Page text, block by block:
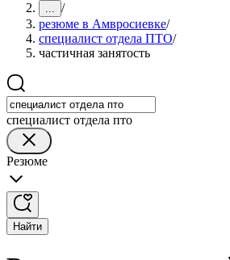
... /
резюме в Амвросиевке/
специалист отдела ПТО/
частичная занятость
специалист отдела пто
Резюме
Найти